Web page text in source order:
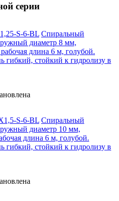
серии
S-6-BL Спиральный
диаметр 8 мм,
длина 6 м, голубой.
гибкий, стойкий к гидролизу в
S-6-BL Спиральный
диаметр 10 мм,
длина 6 м, голубой.
гибкий, стойкий к гидролизу в